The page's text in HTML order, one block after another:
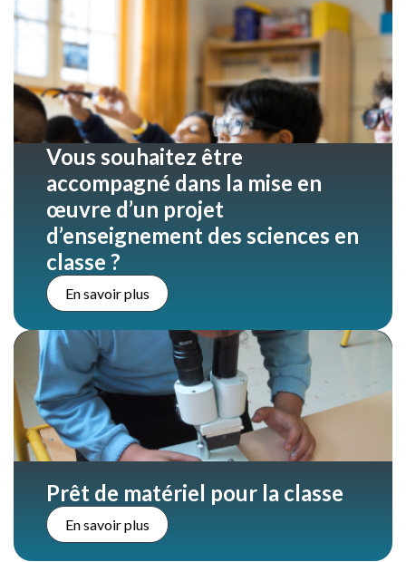
Vous souhaitez être
accompagné dans la mise en
œuvre d’un projet
d’enseignement des sciences en
classe ?
En savoir plus
Prêt de matériel pour la classe
En savoir plus